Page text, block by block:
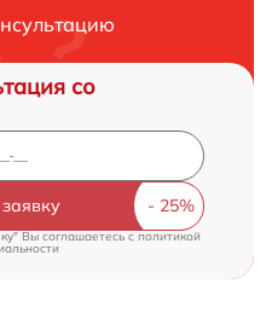
со
Вы соглашаетесь cполитикой